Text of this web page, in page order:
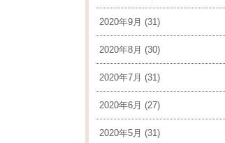
2020年9月 (31)
2020年8月 (30)
2020年7月 (31)
2020年6月 (27)
2020年5月 (31)